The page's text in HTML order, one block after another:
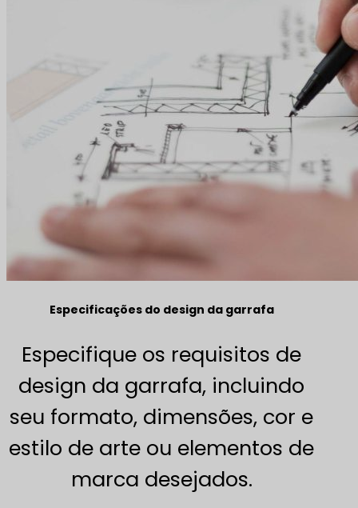
Especificações do design da garrafa
Especifique os requisitos de
design da garrafa, incluindo
seu formato, dimensões, cor e
estilo de arte ou elementos de
marca desejados.